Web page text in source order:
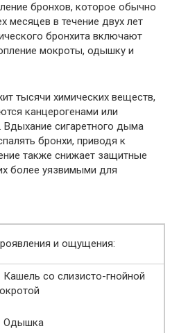
бронхов, которое обычно
месяцев в течение двух лет
бронхита включают
мокроты, одышку и
тысячи химических веществ,
канцерогенами или
сигаретного дыма
бронхи, приводя к
также снижает защитные
более уязвимыми для
и ощущения:
со слизисто-гнойной
Одышка